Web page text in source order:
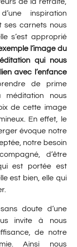
de la retraite,
inspiration
ses carnets nous
s’est approprié
l’image du
qui nous
avec l’enfance
de prime
nous
de cette image
En effet, le
évoque notre
notre besoin
d’être
est portée est
est bien, elle qui
doute d’une
invite à nous
de notre
Ainsi nous